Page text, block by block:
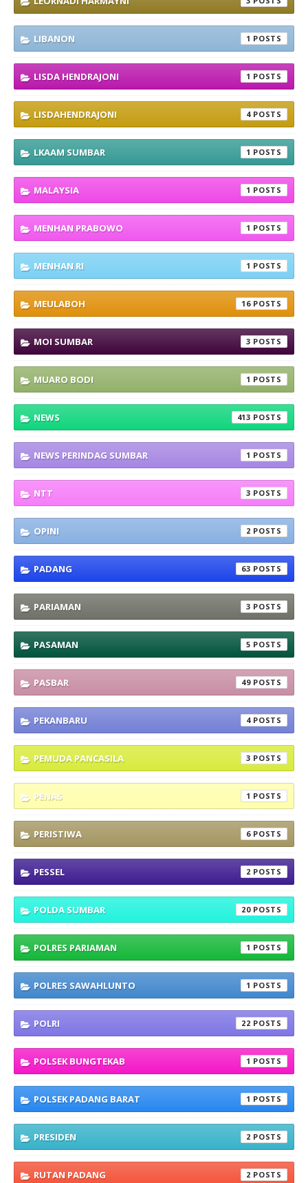
LIBANON 1
LISDA HENDRAJONI 1
LISDAHENDRAJONI 4
LKAAM SUMBAR 1
MALAYSIA 1
MENHAN PRABOWO 1
MENHAN RI 1
MEULABOH 16
MOI SUMBAR 3
MUARO BODI 1
NEWS 413
NEWS PERINDAG SUMBAR 1
NTT 3
OPINI 2
PADANG 63
PARIAMAN 3
PASAMAN 5
PASBAR 49
PEKANBARU 4
PEMUDA PANCASILA 3
PENAS 1
PERISTIWA 6
PESSEL 2
POLDA SUMBAR 20
POLRES PARIAMAN 1
POLRES SAWAHLUNTO 1
POLRI 22
POLSEK BUNGTEKAB 1
POLSEK PADANG BARAT 1
PRESIDEN 2
RUTAN PADANG 2